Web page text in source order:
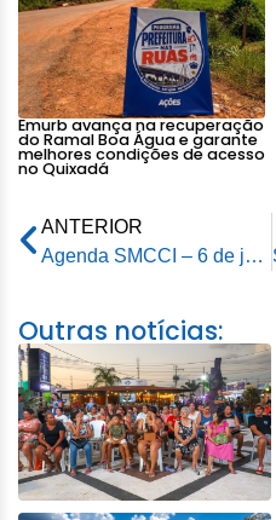
Emurb avança na recuperação
do Ramal Boa Água e garante
melhores condições de acesso
no Quixadá
ANTERIOR
Agenda SMCCI – 6 de janeiro de 2026
Outras notícias: